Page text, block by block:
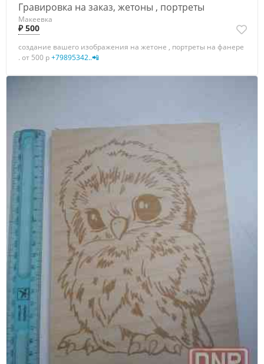
Гравировка на заказ, жетоны , портреты
Макеевка
₽ 500
создание вашего изображения на жетоне , портреты на фанере
. от 500 р+79895342..📲